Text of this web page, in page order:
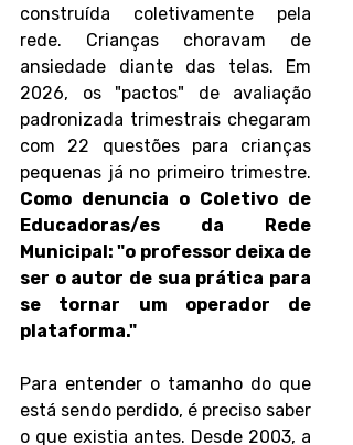
construída coletivamente pela
rede. Crianças choravam de
ansiedade diante das telas. Em
2026, os "pactos" de avaliação
padronizada trimestrais chegaram
com 22 questões para crianças
Como denuncia o Coletivo de
Educadoras/es da Rede
Municipal: "o professor deixa de
ser o autor de sua prática para
se tornar um operador de
plataforma."
Para entender o tamanho do que
está sendo perdido, é preciso saber
o que existia antes. Desde 2003, a